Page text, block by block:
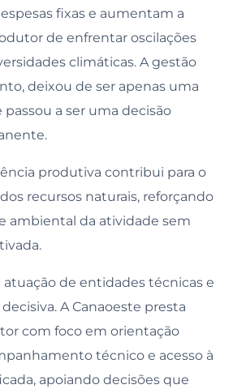
fixas e aumentam a
de enfrentar oscilações
climáticas. A gestão
deixou de ser apenas uma
a ser uma decisão
produtiva contribui para o
recursos naturais, reforçando
ambiental da atividade sem
atuação de entidades técnicas e
A Canaoeste presta
com foco em orientação
técnico e acesso à
apoiando decisões que